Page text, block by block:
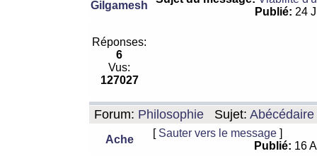
Gilgamesh
Publié: 24
Réponses:
6
Vus:
127027
Forum: Philosophie Sujet: Abécédaire
Ache
[ Sauter vers le message ]
Publié: 16